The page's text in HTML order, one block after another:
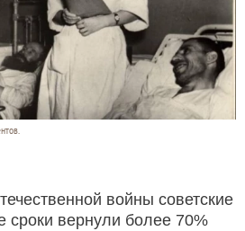
войны советские
сроки вернули более 70%